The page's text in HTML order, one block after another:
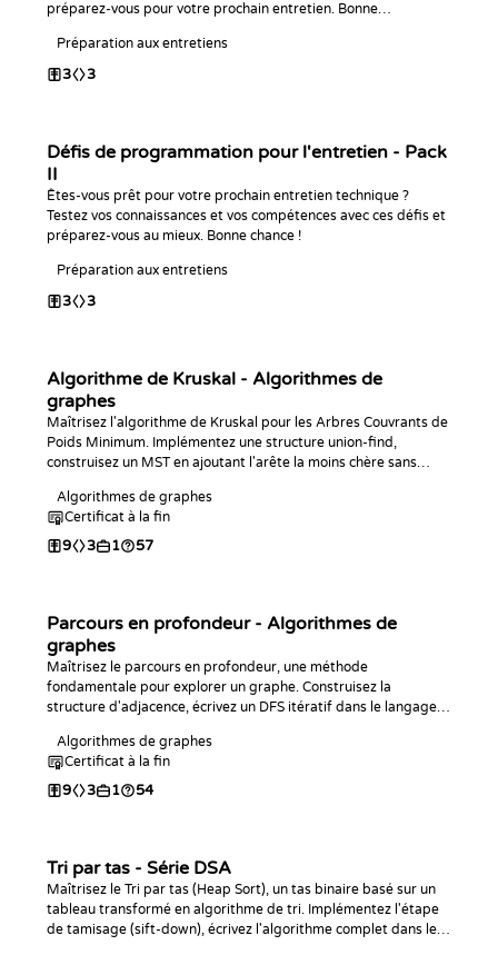
préparez-vous pour votre prochain entretien. Bonne
Préparation aux entretiens
3 3
Défis de programmation pour l'entretien - Pack
II
Êtes-vous prêt pour votre prochain entretien technique ?
Testez vos connaissances et vos compétences avec ces défis et
préparez-vous au mieux. Bonne chance !
Préparation aux entretiens
3 3
Algorithme de Kruskal - Algorithmes de
graphes
Maîtrisez l'algorithme de Kruskal pour les Arbres Couvrants de
Poids Minimum. Implémentez une structure union-find,
construisez un MST en ajoutant l'arête la moins chère sans
des requêtes de connectivité et d'arête goulot.
Algorithmes de graphes
Certificat à la fin
9 3 1 57
Parcours en profondeur - Algorithmes de
graphes
Maîtrisez le parcours en profondeur, une méthode
fondamentale pour explorer un graphe. Construisez la
structure d'adjacence, écrivez un DFS itératif dans le langage
pour compter et mesurer les composantes connexes.
Algorithmes de graphes
Certificat à la fin
9 3 1 54
Tri par tas - Série DSA
Maîtrisez le Tri par tas (Heap Sort), un tas binaire basé sur un
tableau transformé en algorithme de tri. Implémentez l'étape
de tamisage (sift-down), écrivez l'algorithme complet dans le